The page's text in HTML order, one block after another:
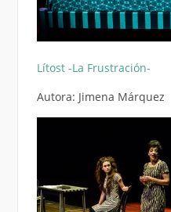
Lítost -La Frustración-
Autora: Jimena Márquez